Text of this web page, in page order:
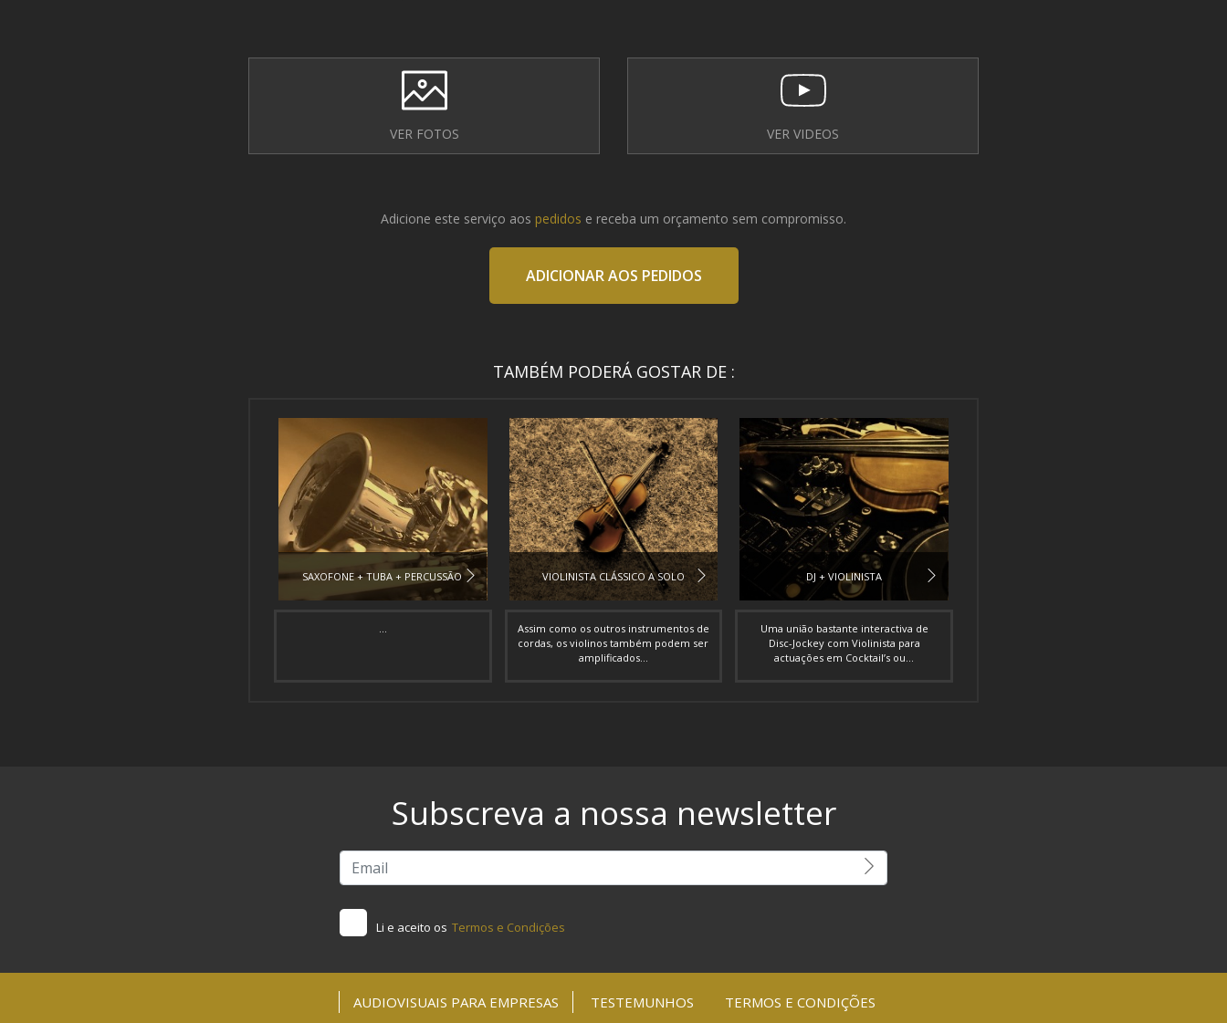
VER FOTOS VER VIDEOS
Adicione este serviço aos pedidos e receba um orçamento sem compromisso.
ADICIONAR AOS PEDIDOS
TAMBÉM PODERÁ GOSTAR DE :
SAXOFONE + TUBA + PERCUSSÃO
...
VIOLINISTA CLÁSSICO A SOLO
Assim como os outros instrumentos de
cordas, os violinos também podem ser
amplificados...
DJ + VIOLINISTA
Uma união bastante interactiva de
Disc-Jockey com Violinista para
actuações em Cocktail’s ou...
Subscreva a nossa newsletter
Li e aceito os Termos e Condições
AUDIOVISUAIS PARA EMPRESAS TESTEMUNHOS TERMOS E CONDIÇÕES